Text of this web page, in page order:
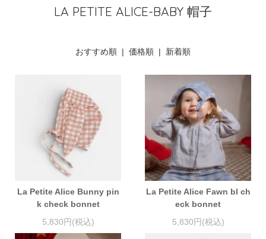
LA PETITE ALICE-BABY 帽子
おすすめ順 | 価格順 | 新着順
La Petite Alice Bunny pin
k check bonnet
5,830円(税込)
La Petite Alice Fawn bl ch
eck bonnet
5,830円(税込)